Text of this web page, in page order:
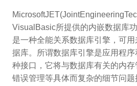
VisualBasic所提供的内嵌数据库
是一种全能关系数据库引擎，可
据库。所谓数据库引擎是应用程
种接口，它将与数据库有关的内
错误管理等具体而复杂的细节问